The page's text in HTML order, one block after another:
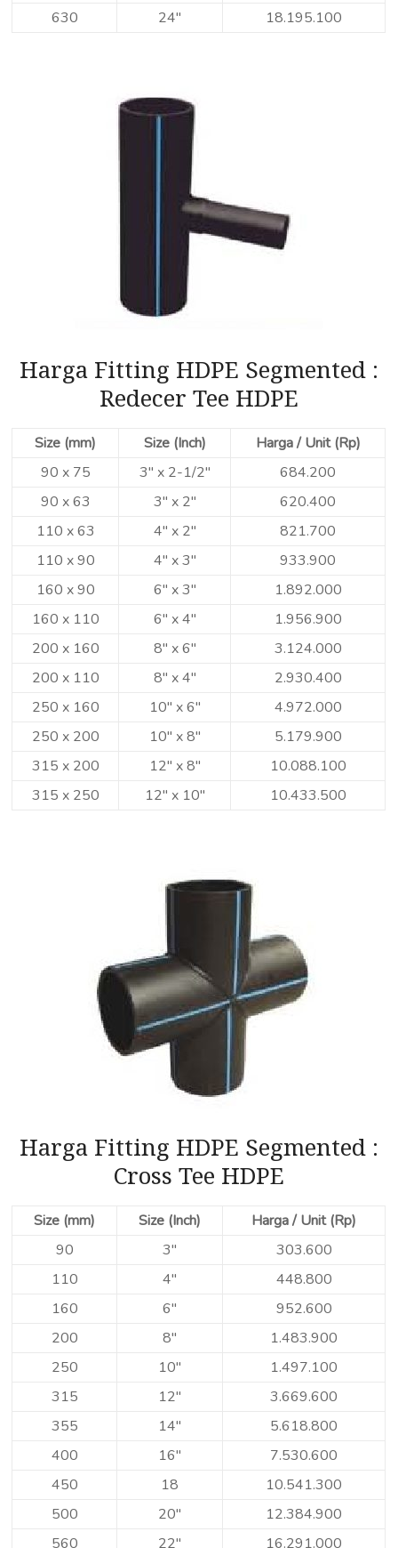
630
24″ 18.195.100
Harga Fitting HDPE Segmented :
Redecer Tee HDPE
Size (mm) Size (Inch)
Harga / Unit (Rp)
90 x 75
3″ x 2-1/2″
684.200
90 x 63
3″ x 2″
620.400
110 x 63
4″ x 2″
821.700
110 x 90
4″ x 3″
933.900
160 x 90
6″ x 3″
1.892.000
160 x 110
6″ x 4″
1.956.900
200 x 160
8″ x 6″
3.124.000
200 x 110
8″ x 4″
2.930.400
250 x 160
10″ x 6″
4.972.000
250 x 200
10″ x 8″
5.179.900
315 x 200
12″ x 8″
10.088.100
315 x 250
12″ x 10″ 10.433.500
Harga Fitting HDPE Segmented :
Cross Tee HDPE
Size (mm) Size (Inch)
Harga / Unit (Rp)
90
3″
303.600
110
4″
448.800
160
6″
952.600
200
8″
1.483.900
250
10″
1.497.100
315
12″
3.669.600
355
14″
5.618.800
400
16″
7.530.600
450
18
10.541.300
500
20″
12.384.900
560
22″ 16.291.000